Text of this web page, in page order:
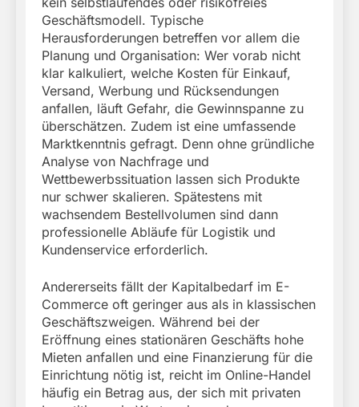
Geschäftsmodell. Typische
Herausforderungen betreffen vor allem die
Planung und Organisation: Wer vorab nicht
klar kalkuliert, welche Kosten für Einkauf,
Versand, Werbung und Rücksendungen
anfallen, läuft Gefahr, die Gewinnspanne zu
überschätzen. Zudem ist eine umfassende
Marktkenntnis gefragt. Denn ohne gründliche
Analyse von Nachfrage und
Wettbewerbssituation lassen sich Produkte
nur schwer skalieren. Spätestens mit
wachsendem Bestellvolumen sind dann
professionelle Abläufe für Logistik und
Kundenservice erforderlich.
Andererseits fällt der Kapitalbedarf im E-
Commerce oft geringer aus als in klassischen
Geschäftszweigen. Während bei der
Eröffnung eines stationären Geschäfts hohe
Mieten anfallen und eine Finanzierung für die
Einrichtung nötig ist, reicht im Online-Handel
häufig ein Betrag aus, der sich mit privaten